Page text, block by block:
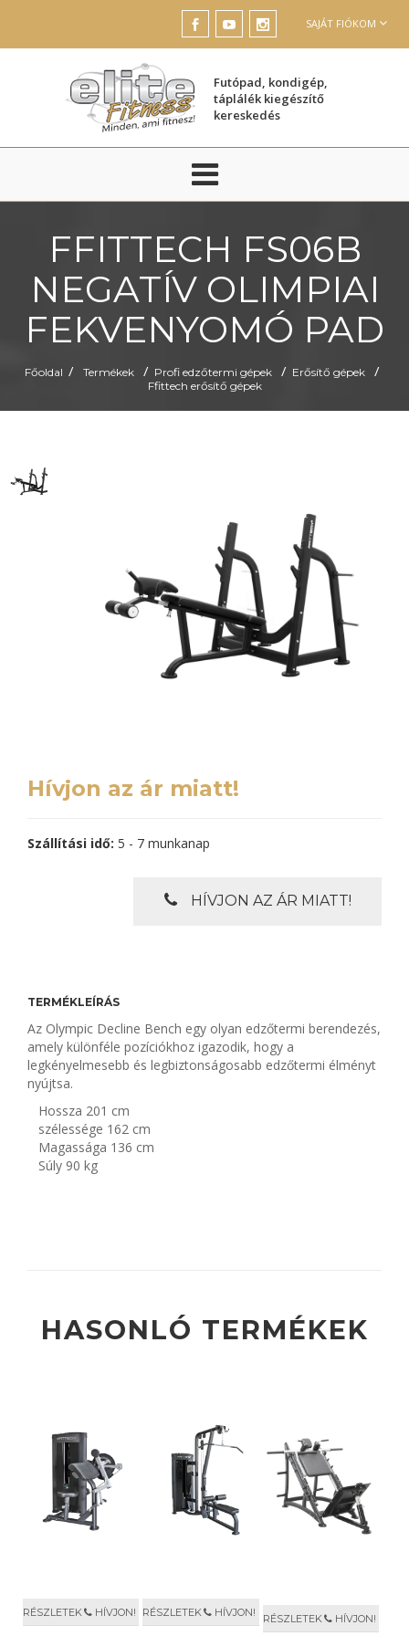
SAJÁT FIÓKOM
Futópad, kondigép,
táplálék kiegészítő
kereskedés
FFITTECH FS06B
NEGATÍV OLIMPIAI
FEKVENYOMÓ PAD
Főoldal / Termékek / Profi edzőtermi gépek / Erősítő gépek /
Ffittech erősítő gépek
Hívjon az ár miatt!
Szállítási idő: 5 - 7 munkanap
HÍVJON AZ ÁR MIATT!
TERMÉKLEÍRÁS
Az Olympic Decline Bench egy olyan edzőtermi berendezés,
amely különféle pozíciókhoz igazodik, hogy a
legkényelmesebb és legbiztonságosabb edzőtermi élményt
nyújtsa.
Hossza 201 cm
szélessége 162 cm
Magassága 136 cm
Súly 90 kg
HASONLÓ TERMÉKEK
RÉSZLETEK HÍVJON! RÉSZLETEK HÍVJON! RÉSZLETEK HÍVJON!